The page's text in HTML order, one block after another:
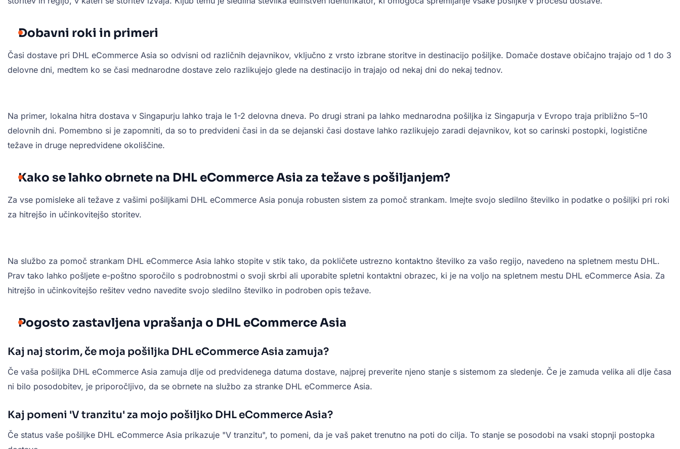
Dobavni roki in primeri
Časi dostave pri DHL eCommerce Asia so odvisni od različnih dejavnikov, vključno z vrsto izbrane storitve in destinacijo pošiljke. Domače dostave običajno trajajo od 1 do 3
delovne dni, medtem ko se časi mednarodne dostave zelo razlikujejo glede na destinacijo in trajajo od nekaj dni do nekaj tednov.
Na primer, lokalna hitra dostava v Singapurju lahko traja le 1-2 delovna dneva. Po drugi strani pa lahko mednarodna pošiljka iz Singapurja v Evropo traja približno 5–10
delovnih dni. Pomembno si je zapomniti, da so to predvideni časi in da se dejanski časi dostave lahko razlikujejo zaradi dejavnikov, kot so carinski postopki, logistične
težave in druge nepredvidene okoliščine.
Kako se lahko obrnete na DHL eCommerce Asia za težave s pošiljanjem?
Za vse pomisleke ali težave z vašimi pošiljkami DHL eCommerce Asia ponuja robusten sistem za pomoč strankam. Imejte svojo sledilno številko in podatke o pošiljki pri roki
za hitrejšo in učinkovitejšo storitev.
Na službo za pomoč strankam DHL eCommerce Asia lahko stopite v stik tako, da pokličete ustrezno kontaktno številko za vašo regijo, navedeno na spletnem mestu DHL.
Prav tako lahko pošljete e-poštno sporočilo s podrobnostmi o svoji skrbi ali uporabite spletni kontaktni obrazec, ki je na voljo na spletnem mestu DHL eCommerce Asia. Za
hitrejšo in učinkovitejšo rešitev vedno navedite svojo sledilno številko in podroben opis težave.
Pogosto zastavljena vprašanja o DHL eCommerce Asia
Kaj naj storim, če moja pošiljka DHL eCommerce Asia zamuja?
Če vaša pošiljka DHL eCommerce Asia zamuja dlje od predvidenega datuma dostave, najprej preverite njeno stanje s sistemom za sledenje. Če je zamuda velika ali dlje časa
ni bilo posodobitev, je priporočljivo, da se obrnete na službo za stranke DHL eCommerce Asia.
Kaj pomeni 'V tranzitu' za mojo pošiljko DHL eCommerce Asia?
Če status vaše pošiljke DHL eCommerce Asia prikazuje "V tranzitu", to pomeni, da je vaš paket trenutno na poti do cilja. To stanje se posodobi na vsaki stopnji postopka